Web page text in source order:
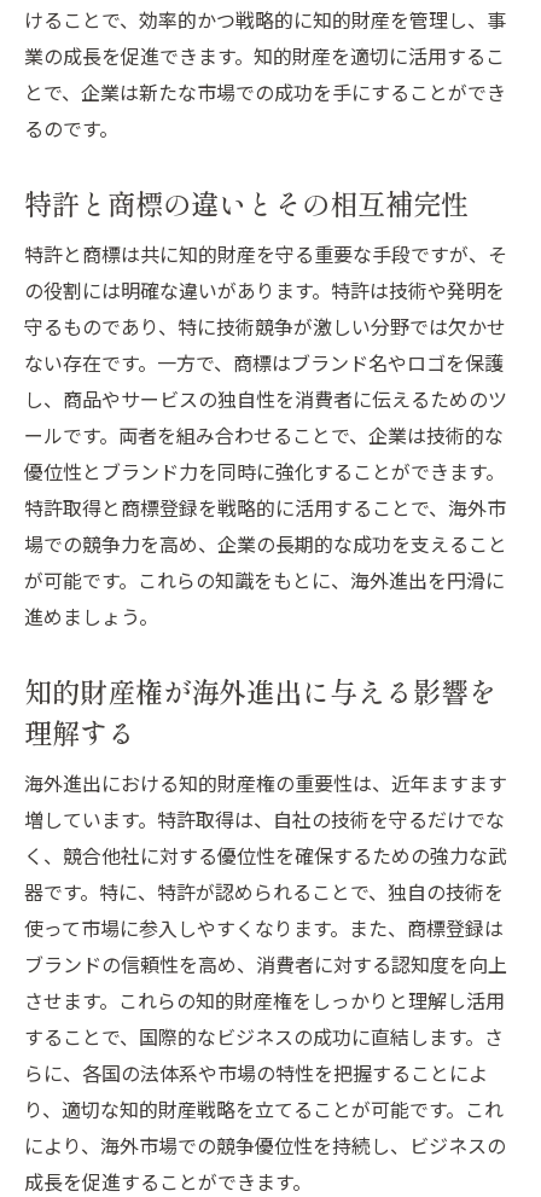
特許と商標がもたらす事業拡大の成功要因
ケーススタディで見る特許と商標の効果的
活用
過去の成功事例から学ぶ知的財産の活用方
法
特許取得と商標登録のプロセスを効率化するた
めのヒント
特許取得と商標登録の最適な手続き方法
効率的な知的財産管理システムの導入
プロセスをスムーズに進めるためのポイン
ト
特許と商標の申請における注意点
時間とコストを減らすための戦略的アプロ
ーチ
ック
海外進出における知的財産の課題とその解決策
知的財産権侵害のリスクとその対策
国際的な知的財産の保護方法
異文化市場での知財課題と対応策
特許・商標紛争の予防と解決法
グローバルな知財管理の課題とその克服法
課題解決のための知的財産権管理の戦略
特許と商標を最大限に活用し海外進出を成功に
導く方法
知的財産を基盤とした海外展開戦略の策定
特許と商標を活用した市場拡大の実現方法
成功への道筋を描く知的財産の応用
けることで、効率的かつ戦略的に知的財産を管理し、事
業の成長を促進できます。知的財産を適切に活用するこ
とで、企業は新たな市場での成功を手にすることができ
るのです。
特許と商標の違いとその相互補完性
特許と商標は共に知的財産を守る重要な手段ですが、そ
の役割には明確な違いがあります。特許は技術や発明を
守るものであり、特に技術競争が激しい分野では欠かせ
ない存在です。一方で、商標はブランド名やロゴを保護
し、商品やサービスの独自性を消費者に伝えるためのツ
ールです。両者を組み合わせることで、企業は技術的な
優位性とブランド力を同時に強化することができます。
特許取得と商標登録を戦略的に活用することで、海外市
場での競争力を高め、企業の長期的な成功を支えること
が可能です。これらの知識をもとに、海外進出を円滑に
進めましょう。
知的財産権が海外進出に与える影響を
理解する
海外進出における知的財産権の重要性は、近年ますます
増しています。特許取得は、自社の技術を守るだけでな
く、競合他社に対する優位性を確保するための強力な武
器です。特に、特許が認められることで、独自の技術を
使って市場に参入しやすくなります。また、商標登録は
ブランドの信頼性を高め、消費者に対する認知度を向上
させます。これらの知的財産権をしっかりと理解し活用
することで、国際的なビジネスの成功に直結します。さ
らに、各国の法体系や市場の特性を把握することによ
り、適切な知的財産戦略を立てることが可能です。これ
により、海外市場での競争優位性を持続し、ビジネスの
成長を促進することができます。